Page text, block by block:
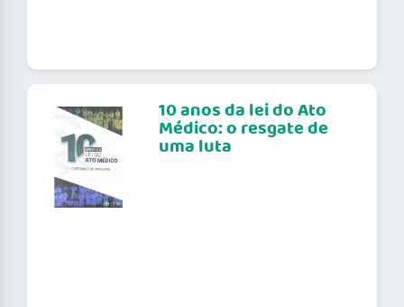
10 anos da lei do Ato
Médico: o resgate de
uma luta